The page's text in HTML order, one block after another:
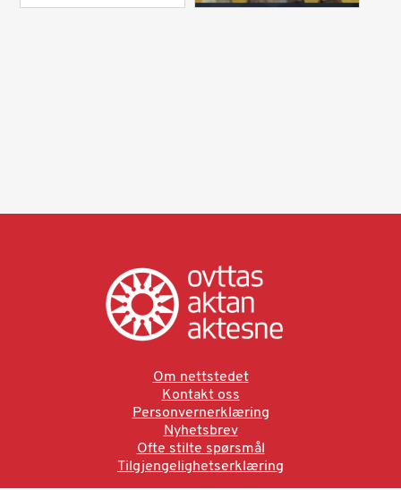
Om nettstedet
Kontakt oss
Personvernerklæring
Nyhetsbrev
Ofte stilte spørsmål
Tilgjengelighetserklæring